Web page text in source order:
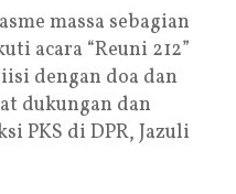
massa sebagian
acara “Reuni 212”
dengan doa dan
dukungan dan
PKS di DPR, Jazuli